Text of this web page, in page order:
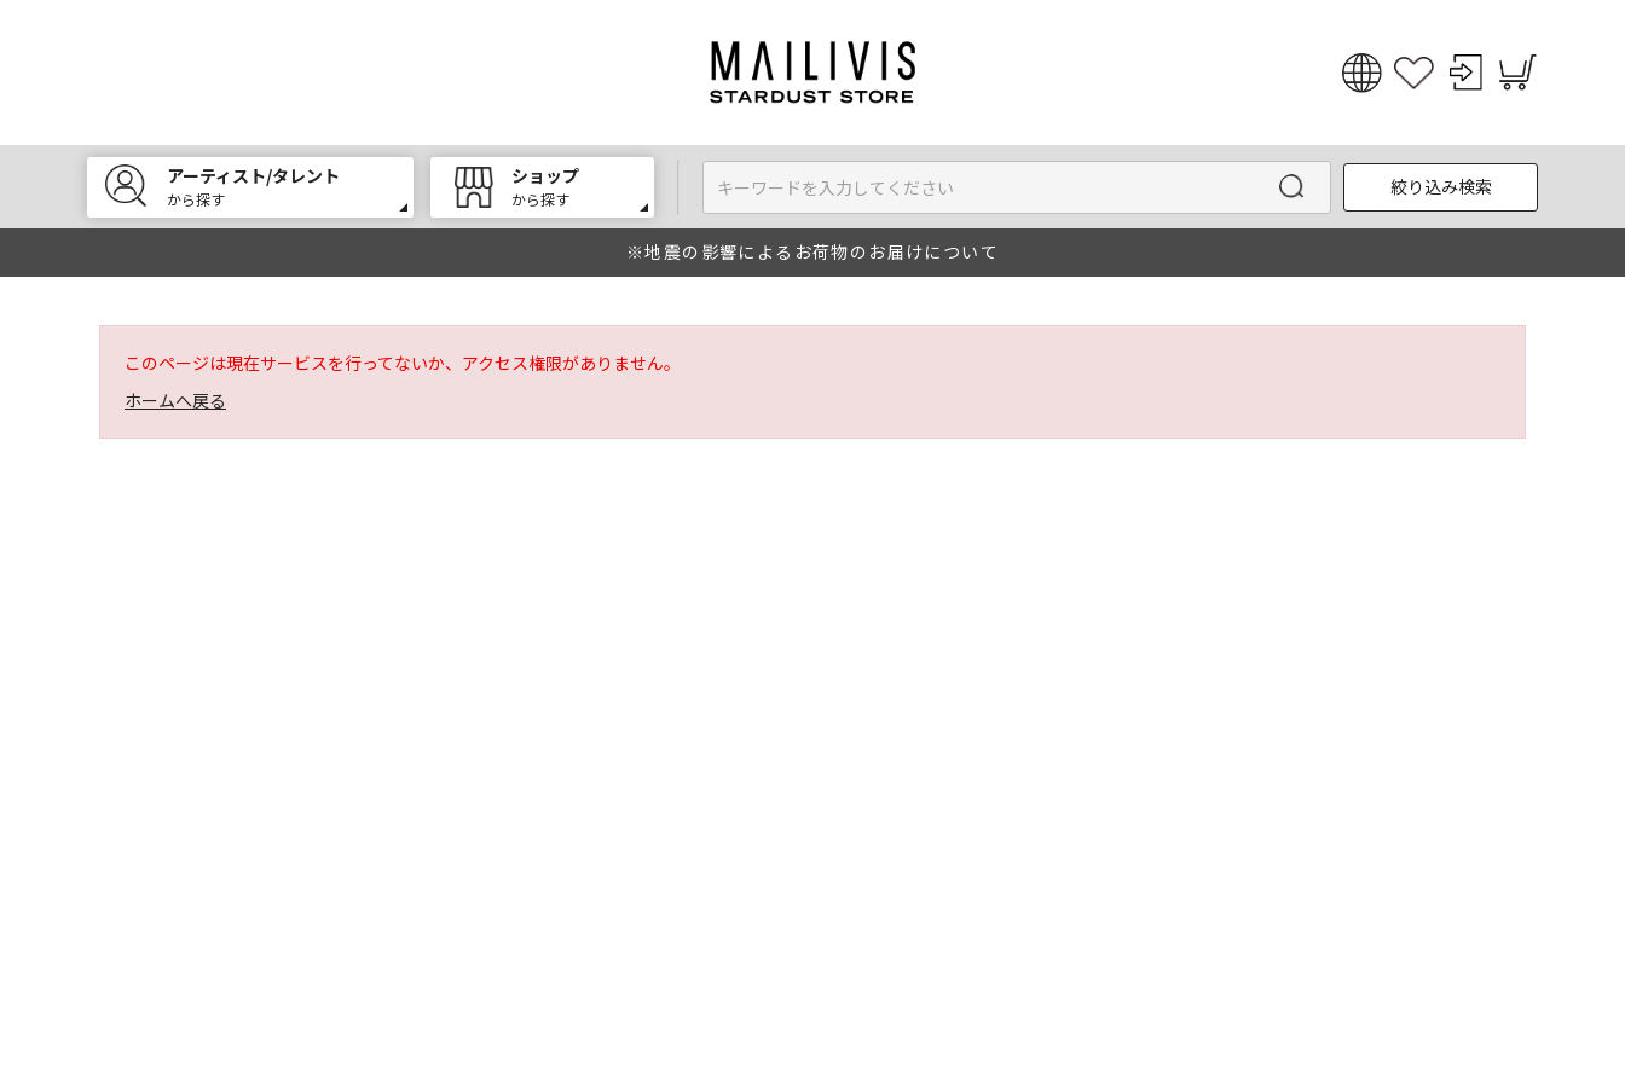
English
한국어
アーティスト/タレント
から探す
ショップ
から探す
絞り込み検索
※地震の影響によるお荷物のお届けについて
このページは現在サービスを行ってないか、アクセス権限がありません。
ホームへ戻る